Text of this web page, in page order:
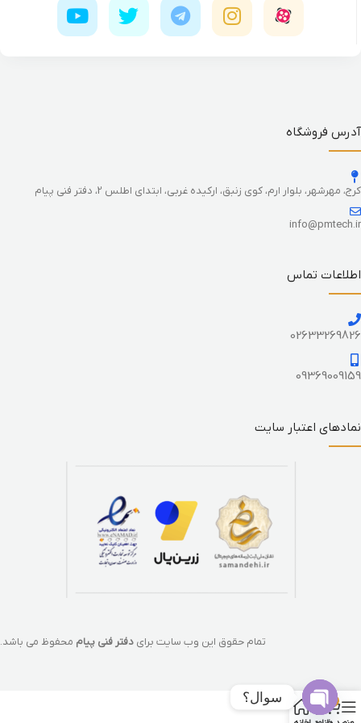
آدرس فروشگاه
کرج، مهرشهر، بلوار ارم، کوی زنبق، ارکیده غربی، ابتدای اطلس 2، دفتر فنی پیام
info@pmtech.ir
اطلاعات تماس
02633269826
09369009159
نمادهای اعتبار سایت
تمام حقوق این وب سایت برای دفتر فنی پیام محفوظ می باشد.
سوال؟